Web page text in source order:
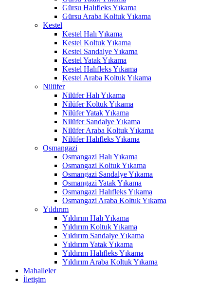
Gürsu Halıfleks Yıkama
Gürsu Araba Koltuk Yıkama
Kestel
Kestel Halı Yıkama
Kestel Koltuk Yıkama
Kestel Sandalye Yıkama
Kestel Yatak Yıkama
Kestel Halıfleks Yıkama
Kestel Araba Koltuk Yıkama
Nilüfer
Nilüfer Halı Yıkama
Nilüfer Koltuk Yıkama
Nilüfer Yatak Yıkama
Nilüfer Sandalye Yıkama
Nilüfer Araba Koltuk Yıkama
Nilüfer Halıfleks Yıkama
Osmangazi
Osmangazi Halı Yıkama
Osmangazi Koltuk Yıkama
Osmangazi Sandalye Yıkama
Osmangazi Yatak Yıkama
Osmangazi Halıfleks Yıkama
Osmangazi Araba Koltuk Yıkama
Yıldırım
Yıldırım Halı Yıkama
Yıldırım Koltuk Yıkama
Yıldırım Sandalye Yıkama
Yıldırım Yatak Yıkama
Yıldırım Halıfleks Yıkama
Yıldırım Araba Koltuk Yıkama
Mahalleler
İletişim